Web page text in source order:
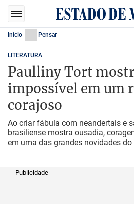
Início Pensar
LITERATURA
Paulliny Tort
impossível em um
corajoso
Ao criar fábula com neandertais e
brasiliense mostra ousadia,
em uma das grandes novidades
Publicidade